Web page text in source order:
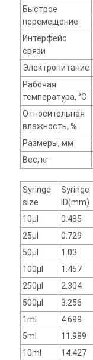
Быстрое
перемещение
Интерфейс
связи
Электропитание
Рабочая
температура, °C
Относительная
влажность, %
Размеры, мм
Вес, кг
Syringe
size
Syringe
ID(mm)
10μl
0.485
25μl
0.729
50μl
1.03
100μl
1.457
250μl
2.304
500μl
3.256
1ml
4.699
5ml
11.989
10ml
14.427